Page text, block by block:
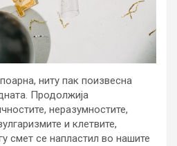
ниту пак поизвесна
Продолжија
неразумностите,
и клетвите,
смет се напластил во нашите